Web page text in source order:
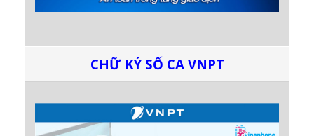
CHỮ KÝ SỐ CA VNPT